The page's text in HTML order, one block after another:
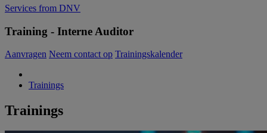
Services from DNV
Training - Interne Auditor
Aanvragen Neem contact op Trainingskalender
Trainings
Trainings